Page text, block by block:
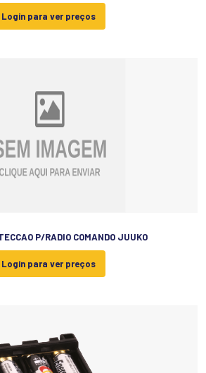
Login para ver preços
P/RADIO COMANDO JUUKO
Login para ver preços